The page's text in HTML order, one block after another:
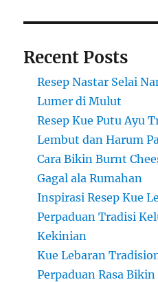
Recent Posts
Resep Nastar Selai
Lumer di Mulut
Resep Kue Putu Ayu
Lembut dan Harum
Cara Bikin Burnt
Gagal ala Rumahan
Inspirasi Resep Kue
Perpaduan Tradisi
Kekinian
Kue Lebaran
Perpaduan Rasa